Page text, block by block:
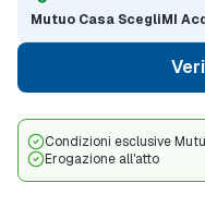
Mutuo Casa ScegliMI
Condizioni esclusive
Erogazione all'atto